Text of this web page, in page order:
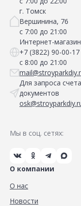
г. Томск
Вершинина, 76
с 7:00 до 21:00
Интернет-
+7 (3822) 90-00-17
с 8:00 до 21:00
Для запроса
документов
Мы в соц. сетях:
О компании
О нас
Новости